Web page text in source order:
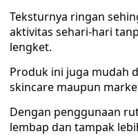
Teksturnya ringan
aktivitas sehari-hari
lengket.
Produk ini juga mudah
skincare maupun
Dengan penggunaan
lembap dan tampak